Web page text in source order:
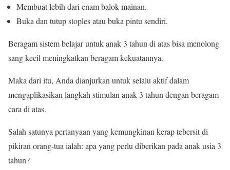
Membuat lebih dari enam balok mainan.
Buka dan tutup stoples atau buka pintu sendiri.
Beragam sistem belajar untuk anak 3 tahun di atas bisa menolong
sang kecil meningkatkan beragam kekuatannya.
Maka dari itu, Anda dianjurkan untuk selalu aktif dalam
mengaplikasikan langkah stimulan anak 3 tahun dengan beragam
cara di atas.
Salah satunya pertanyaan yang kemungkinan kerap tebersit di
pikiran orang-tua ialah: apa yang perlu diberikan pada anak usia 3
tahun?